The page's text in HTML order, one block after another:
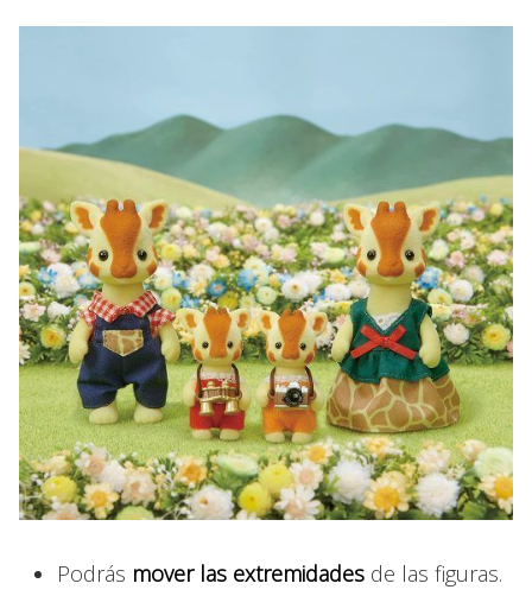
Podrás mover las extremidades de las figuras.